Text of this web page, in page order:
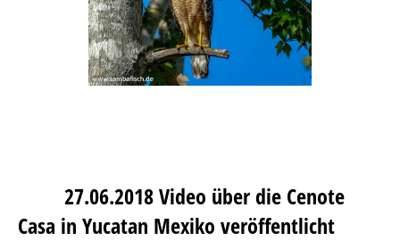
27.06.2018 Video über die Cenote
Casa in Yucatan Mexiko veröffentlicht